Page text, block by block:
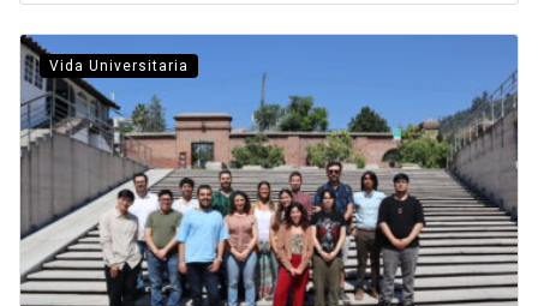
Vida Universitaria